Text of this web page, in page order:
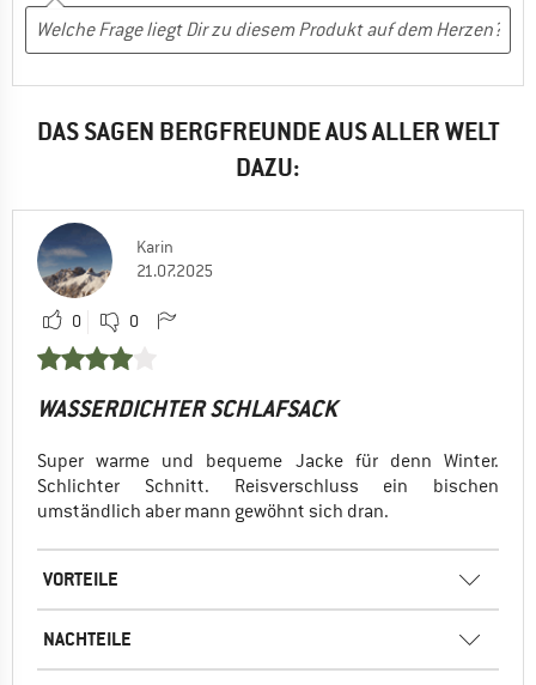
DAS SAGEN BERGFREUNDE AUS ALLER WELT
DAZU:
Karin
21.07.2025
0 0
WASSERDICHTER SCHLAFSACK
Super warme und bequeme Jacke für denn Winter.
Schlichter Schnitt. Reisverschluss ein bischen
umständlich aber mann gewöhnt sich dran.
VORTEILE
NACHTEILE